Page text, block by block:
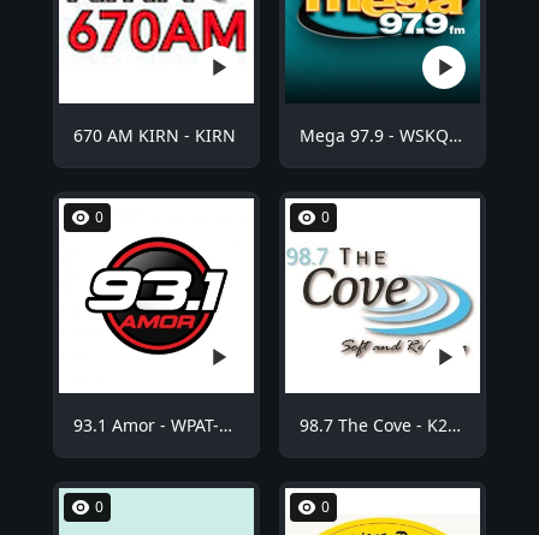
670 AM KIRN - KIRN Mega 97.9 - WSKQ-FM
0
93.1 Amor - WPAT-FM
0
98.7 The Cove - K254BE
0 0